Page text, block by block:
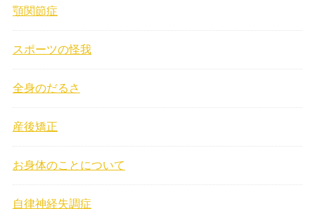
顎関節症
スポーツの怪我
全身のだるさ
産後矯正
お身体のことについて
自律神経失調症